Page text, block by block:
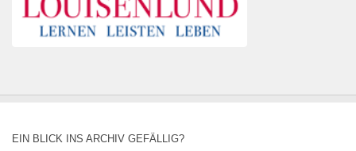
EIN BLICK INS ARCHIV GEFÄLLIG?